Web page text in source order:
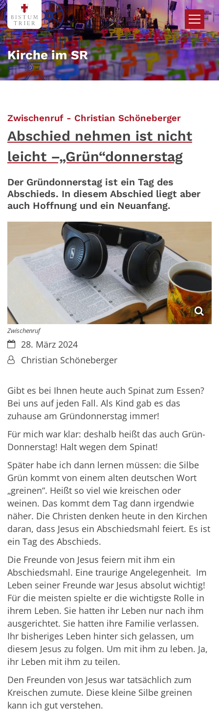
Zum Inhalt springen
Kirche im SR
Zwischenruf - Christian Schöneberger:
Abschied nehmen ist nicht
leicht –„Grün“donnerstag
Der Gründonnerstag ist ein Tag des
Abschieds. In diesem Abschied liegt aber
auch Hoffnung und ein Neuanfang.
Zwischenruf
Datum:28. März 2024
Von:Christian Schöneberger
Gibt es bei Ihnen heute auch Spinat zum Essen?
Bei uns auf jeden Fall. Als Kind gab es das
zuhause am Gründonnerstag immer!
Für mich war klar: deshalb heißt das auch Grün-
Donnerstag! Halt wegen dem Spinat!
Später habe ich dann lernen müssen: die Silbe
Grün kommt von einem alten deutschen Wort
„greinen“. Heißt so viel wie kreischen oder
weinen. Das kommt dem Tag dann irgendwie
näher. Die Christen denken heute in den Kirchen
daran, dass Jesus ein Abschiedsmahl feiert. Es ist
ein Tag des Abschieds.
Die Freunde von Jesus feiern mit ihm ein
Abschiedsmahl. Eine traurige Angelegenheit. Im
Leben seiner Freunde war Jesus absolut wichtig!
Für die meisten spielte er die wichtigste Rolle in
ihrem Leben. Sie hatten ihr Leben nur nach ihm
ausgerichtet. Sie hatten ihre Familie verlassen.
Ihr bisheriges Leben hinter sich gelassen, um
diesem Jesus zu folgen. Um mit ihm zu leben. Ja,
ihr Leben mit ihm zu teilen.
Den Freunden von Jesus war tatsächlich zum
Kreischen zumute. Diese kleine Silbe greinen
kann ich gut verstehen.